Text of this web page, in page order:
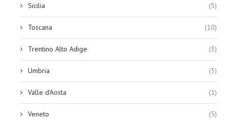
Sicilia (5)
Toscana (10)
Trentino Alto Adige (3)
Umbria (3)
Valle d'Aosta (1)
Veneto (5)